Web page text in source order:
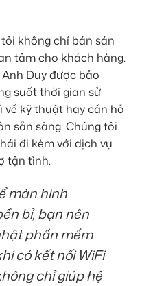
không chỉ bán sản
tâm cho khách hàng.
Duy được bảo
suốt thời gian sử
về kỹ thuật hay cần hỗ
sẵn sàng. Chúng tôi
đi kèm với dịch vụ
tận tình.
màn hình
bỉ, bạn nên
phần mềm
có kết nối WiFi
chỉ giúp hệ